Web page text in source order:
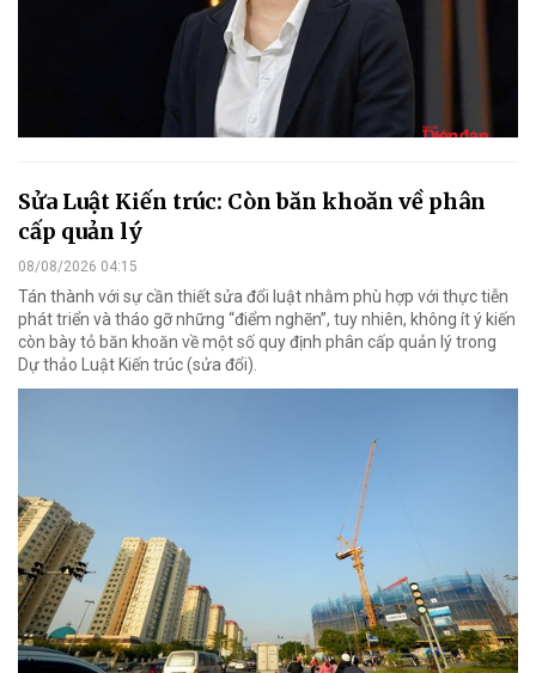
Sửa Luật Kiến trúc: Còn băn khoăn về phân
cấp quản lý
08/08/2026 04:15
Tán thành với sự cần thiết sửa đổi luật nhằm phù hợp với thực tiễn
phát triển và tháo gỡ những “điểm nghẽn”, tuy nhiên, không ít ý kiến
còn bày tỏ băn khoăn về một số quy định phân cấp quản lý trong
Dự thảo Luật Kiến trúc (sửa đổi).